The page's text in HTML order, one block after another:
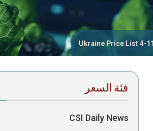
Ukraine Price List 4-
فئة السعر
CSI Daily News